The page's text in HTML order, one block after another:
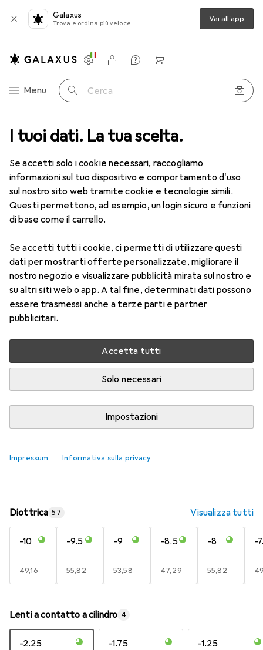
I tuoi dati. La tua scelta.
Se accetti solo i cookie necessari, raccogliamo
informazioni sul tuo dispositivo e comportamento d'uso
sul nostro sito web tramite cookie e tecnologie simili.
Questi permettono, ad esempio, un login sicuro e funzioni
di base come il carrello.
Se accetti tutti i cookie, ci permetti di utilizzare questi
dati per mostrarti offerte personalizzate, migliorare il
nostro negozio e visualizzare pubblicità mirata sul nostro e
su altri siti web o app. A tal fine, determinati dati possono
essere trasmessi anche a terze parti e partner
pubblicitari.
Accetta tutti
Solo necessari
Impostazioni
Impressum Informativa sulla privacy
Galaxus
Trova e ordina più veloce Vai all'app
Categoria Navigazione
Menu Cerca
Impostazioni
Conto cliente
Liste di confronto
Liste dei desideri
Carrello
Lenti a contatto Air Optix HydraGlyde per l'astigmatismo 6
1 Immagine
Air Optix HydraGlyde per
-3, Obiettivo mensile, 6 pz., Torico
Prezzo in EUR IVA incl.
EUR
49,16 EUR
8,20/1pz.
Consegna tra lun, 17/8 e mer, 19/8
Più di 10 pezzi in stock presso il fornitore
Aggiungi al carrello
Diottrica 57 Visualizza tutti
-10
EUR
49,16
-9.5
EUR
55,82
-9
EUR
53,58
-8.5
EUR
47,29
-8
EUR
55,82
-
Lenti a contatto a cilindro 4
-2.25 -1.75 -1.25